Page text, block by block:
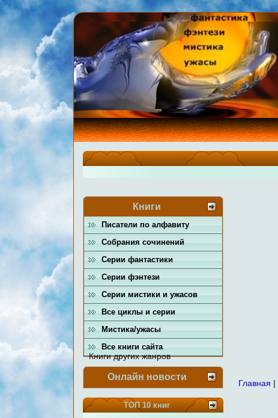
Книги
Писатели по алфавиту
Собрания сочинений
Серии фантастики
Серии фэнтези
Серии мистики и ужасов
Все циклы и серии
Мистика/ужасы
Все книги сайта
Книги других жанров
Онлайн новости
ТОП 10 книг
Главная |